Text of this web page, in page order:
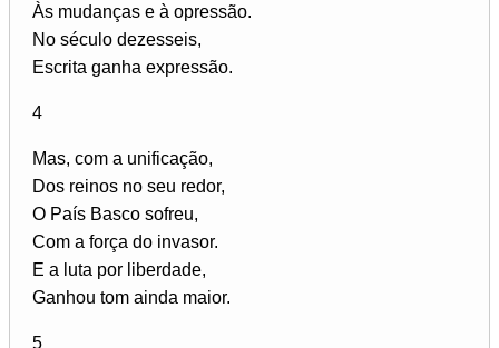
Às mudanças e à opressão.
No século dezesseis,
Escrita ganha expressão.
4
Mas, com a unificação,
Dos reinos no seu redor,
O País Basco sofreu,
Com a força do invasor.
E a luta por liberdade,
Ganhou tom ainda maior.
5